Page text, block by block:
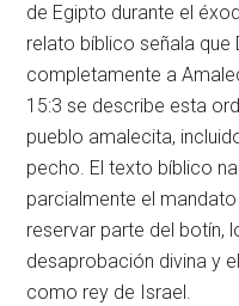
de Egipto durante el
relato bíblico señala que
completamente a
15:3 se describe esta
pueblo amalecita,
pecho. El texto bíblico
parcialmente el
reservar parte del botín,
desaprobación divina y
como rey de Israel.